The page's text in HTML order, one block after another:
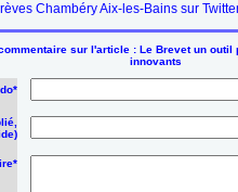
Chambéry Aix-les-Bains sur
sur l'article : Le Brevet un outil
innovants